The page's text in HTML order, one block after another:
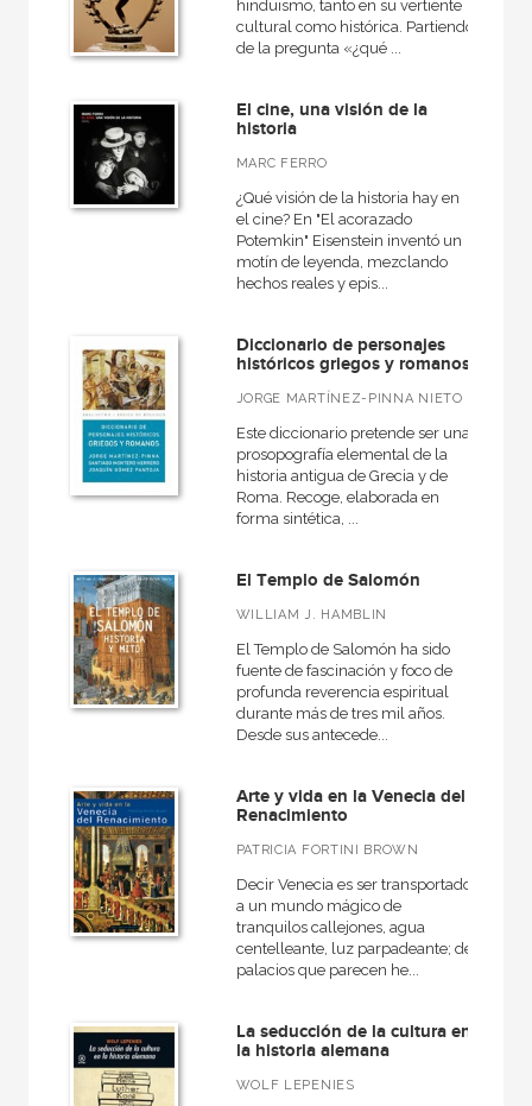
hinduismo, tanto en su vertiente
cultural como histórica. Partiendo
de la pregunta «¿qué ...
El cine, una visión de la
historia
MARC FERRO
¿Qué visión de la historia hay en
el cine? En "El acorazado
Potemkin" Eisenstein inventó un
motín de leyenda, mezclando
hechos reales y epis...
Diccionario de personajes
históricos griegos y romanos
JORGE MARTÍNEZ-PINNA NIETO
Este diccionario pretende ser una
prosopografía elemental de la
historia antigua de Grecia y de
Roma. Recoge, elaborada en
forma sintética, ...
El Templo de Salomón
WILLIAM J. HAMBLIN
El Templo de Salomón ha sido
fuente de fascinación y foco de
profunda reverencia espiritual
durante más de tres mil años.
Desde sus antecede...
Arte y vida en la Venecia del
Renacimiento
PATRICIA FORTINI BROWN
Decir Venecia es ser transportado
a un mundo mágico de
tranquilos callejones, agua
centelleante, luz parpadeante; de
palacios que parecen he...
La seducción de la cultura en
la historia alemana
WOLF LEPENIES